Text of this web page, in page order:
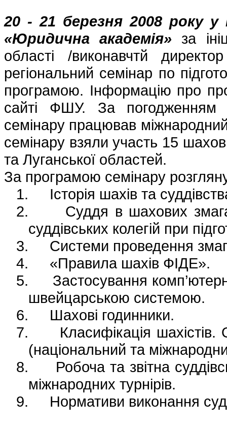
20 - 21 березня 2008 року у
«Юридична академія» за
області /виконавчтй
регіональний семінар по
програмою. Інформацію про
сайті ФШУ. За погодженням
семінару працював
семінару взяли участь 15
та Луганської областей.
За програмою семінару
1.
Історія шахів та
2.
Суддя в шахових
суддівських колегій при
3.
Системи проведення
4.
«Правила шахів ФІДЕ».
5.
Застосування
швейцарською системою.
6.
Шахові годинники.
7.
Класифікація шахістів.
(національний та
8.
Робоча та звітна
міжнародних турнірів.
9.
Нормативи виконання